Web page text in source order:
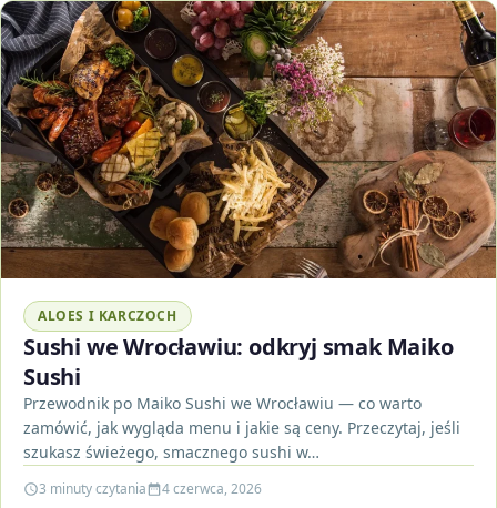
ALOES I KARCZOCH
Sushi we Wrocławiu: odkryj smak Maiko
Sushi
Przewodnik po Maiko Sushi we Wrocławiu — co warto
zamówić, jak wygląda menu i jakie są ceny. Przeczytaj, jeśli
szukasz świeżego, smacznego sushi w…
3 minuty czytania 4 czerwca, 2026